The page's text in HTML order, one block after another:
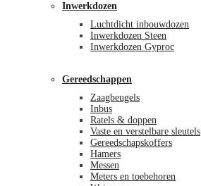
Inwerkdozen
Luchtdicht inbouwdozen
Inwerkdozen Steen
Inwerkdozen Gyproc
Gereedschappen
Zaagbeugels
Inbus
Ratels & doppen
Vaste en verstelbare sleutels
Gereedschapskoffers
Hamers
Messen
Meters en toebehoren